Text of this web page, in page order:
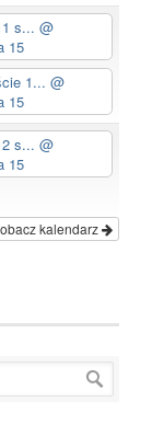
s... @
15
1... @
15
s... @
15
kalendarz